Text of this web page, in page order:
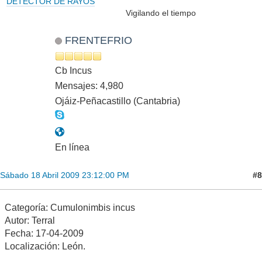
Vigilando el tiempo
FRENTEFRIO
Cb Incus
Mensajes: 4,980
Ojáiz-Peñacastillo (Cantabria)
En línea
Sábado 18 Abril 2009 23:12:00 PM #8
Categoría: Cumulonimbis incus
Autor: Terral
Fecha: 17-04-2009
Localización: León.